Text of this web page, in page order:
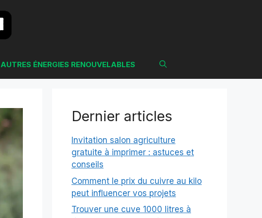
AUTRES ÉNERGIES RENOUVELABLES
Dernier articles
Invitation salon agriculture
gratuite à imprimer : astuces et
conseils
Comment le prix du cuivre au kilo
peut influencer vos projets
Trouver une cuve 1000 litres à